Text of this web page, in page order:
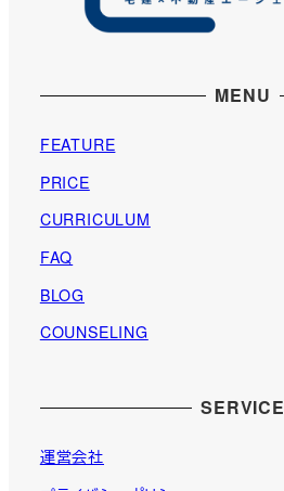
MENU
FEATURE
PRICE
CURRICULUM
FAQ
BLOG
COUNSELING
SERVICE
運営会社